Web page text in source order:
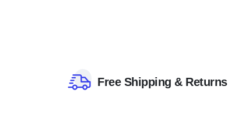
Free Shipping & Returns